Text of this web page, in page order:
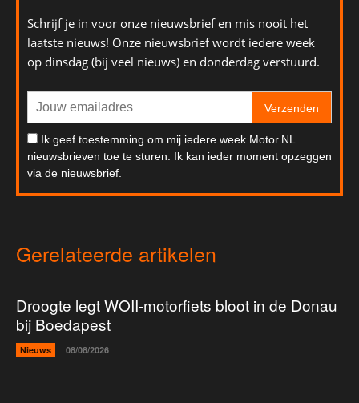
Schrijf je in voor onze nieuwsbrief en mis nooit het
laatste nieuws! Onze nieuwsbrief wordt iedere week
op dinsdag (bij veel nieuws) en donderdag verstuurd.
Verzenden
Ik geef toestemming om mij iedere week Motor.NL
nieuwsbrieven toe te sturen. Ik kan ieder moment opzeggen
via de nieuwsbrief.
Gerelateerde artikelen
Droogte legt WOII-motorfiets bloot in de Donau
bij Boedapest
Nieuws 08/08/2026